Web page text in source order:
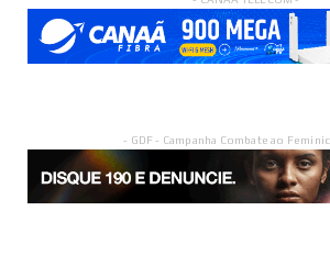
- GDF - Campanha Combate ao